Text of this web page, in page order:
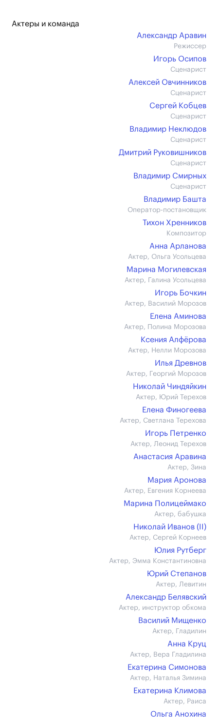
Актеры и команда
Александр Аравин
Режиссер
Игорь Осипов
Сценарист
Алексей Овчинников
Сценарист
Сергей Кобцев
Сценарист
Владимир Неклюдов
Сценарист
Дмитрий Руковишников
Сценарист
Владимир Смирных
Сценарист
Владимир Башта
Оператор-постановщик
Тихон Хренников
Композитор
Анна Арланова
Актер, Ольга Усольцева
Марина Могилевская
Актер, Галина Усольцева
Игорь Бочкин
Актер, Василий Морозов
Елена Аминова
Актер, Полина Морозова
Ксения Алфёрова
Актер, Нелли Морозова
Илья Древнов
Актер, Георгий Морозов
Николай Чиндяйкин
Актер, Юрий Терехов
Елена Финогеева
Актер, Светлана Терехова
Игорь Петренко
Актер, Леонид Терехов
Анастасия Аравина
Актер, Зина
Мария Аронова
Актер, Евгения Корнеева
Марина Полицеймако
Актер, бабушка
Николай Иванов (II)
Актер, Сергей Корнеев
Юлия Рутберг
Актер, Эмма Константиновна
Юрий Степанов
Актер, Левитин
Александр Белявский
Актер, инструктор обкома
Василий Мищенко
Актер, Гладилин
Анна Круц
Актер, Вера Гладилина
Екатерина Симонова
Актер, Наталья Зимина
Екатерина Климова
Актер, Раиса
Ольга Анохина